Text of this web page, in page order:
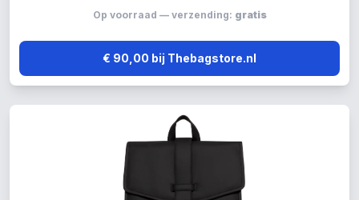
Op voorraad — verzending: gratis
€ 90,00 bij Thebagstore.nl